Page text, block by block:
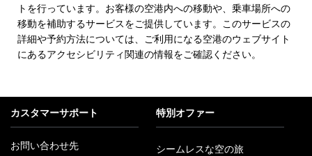
トを行っています。お客様の空港内への移動や、乗車場所への
移動を補助するサービスをご提供しています。このサービスの
詳細や予約方法については、ご利用になる空港のウェブサイト
にあるアクセシビリティ関連の情報をご確認ください。
カスタマーサポート
お問い合わせ先
特別オファー
シームレスな空の旅